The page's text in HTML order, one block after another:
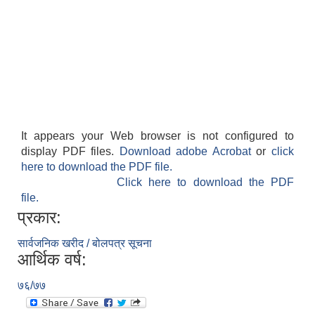
It appears your Web browser is not configured to
display PDF files.
Download adobe Acrobatorclick
here to download the PDF file.
Click here to download the PDF
file.
प्रकार:
सार्वजनिक खरीद / बोलपत्र सूचना
आर्थिक वर्ष:
७६/७७